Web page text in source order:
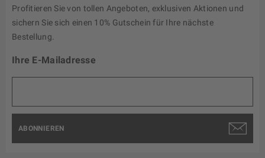
Profitieren Sie von tollen Angeboten, exklusiven Aktionen und
sichern Sie sich einen 10% Gutschein für Ihre nächste
Bestellung.
Ihre E-Mailadresse
ABONNIEREN